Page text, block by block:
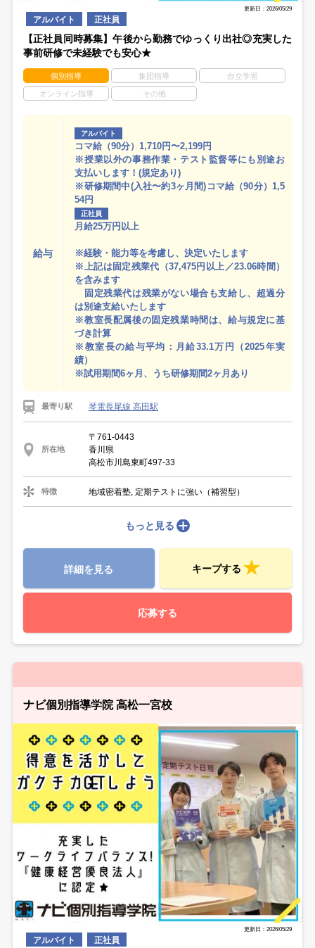
更新日：2026/05/29
アルバイト 正社員
【正社員同時募集】午後から勤務でゆっくり出社◎充実した
事前研修で未経験でも安心★
個別指導 集団指導 自立学習
オンライン指導 その他
給与
アルバイト
コマ給（90分）1,710円〜2,199円
※授業以外の事務作業・テスト監督等にも別途お
支払いします！(規定あり)
※研修期間中(入社〜約3ヶ月間)コマ給（90分）1,5
54円
正社員
月給25万円以上
※経験・能力等を考慮し、決定いたします
※上記は固定残業代（37,475円以上／23.06時間）
を含みます
固定残業代は残業がない場合も支給し、超過分
は別途支給いたします
※教室長配属後の固定残業時間は、給与規定に基
づき計算
※教室長の給与平均：月給33.1万円（2025年実
績）
※試用期間6ヶ月、うち研修期間2ヶ月あり
最寄り駅 琴電長尾線 高田駅
所在地
〒761-0443
香川県
高松市川島東町497-33
特徴 地域密着塾, 定期テストに強い（補習型）
もっと見る
詳細を見る キープする
応募する
ナビ個別指導学院 高松一宮校
更新日：2026/05/29
アルバイト 正社員